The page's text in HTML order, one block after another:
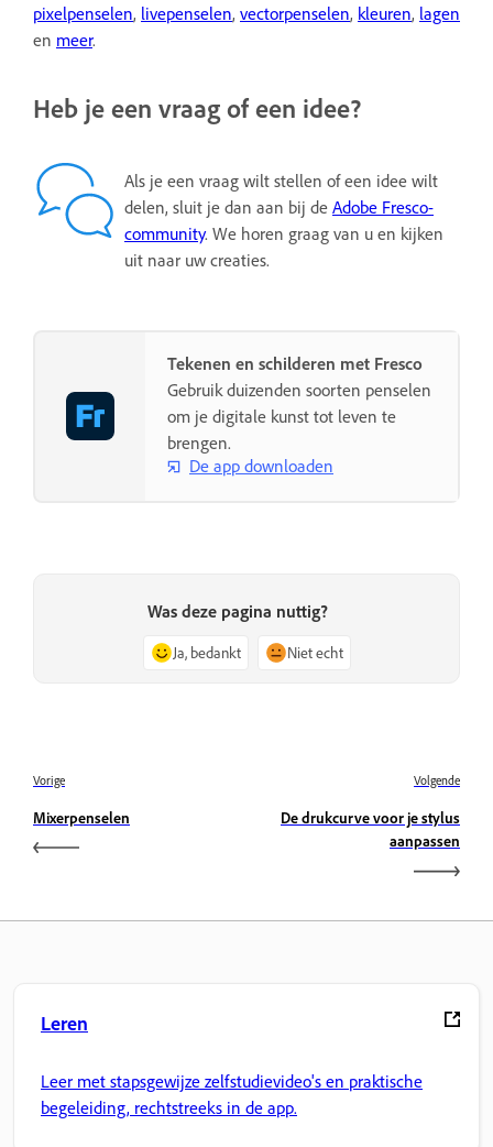
pixelpenselen, livepenselen, vectorpenselen, kleuren, lagen
en meer.
Heb je een vraag of een idee?
Als je een vraag wilt stellen of een idee wilt
delen, sluit je dan aan bij de Adobe Fresco-
community. We horen graag van u en kijken
uit naar uw creaties.
Tekenen en schilderen met Fresco
Gebruik duizenden soorten penselen
om je digitale kunst tot leven te
brengen.
De app downloaden
Was deze pagina nuttig?
Ja, bedankt Niet echt
Vorige
Mixerpenselen
Volgende
De drukcurve voor je stylus
aanpassen
Leren
Leer met stapsgewijze zelfstudievideo's en praktische
begeleiding, rechtstreeks in de app.